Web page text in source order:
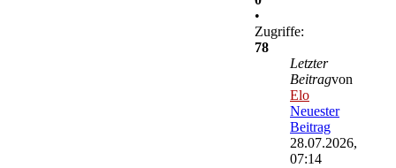
•
Zugriffe:
78
Letzter
Beitragvon
Elo
Neuester
Beitrag
28.07.2026,
07:14